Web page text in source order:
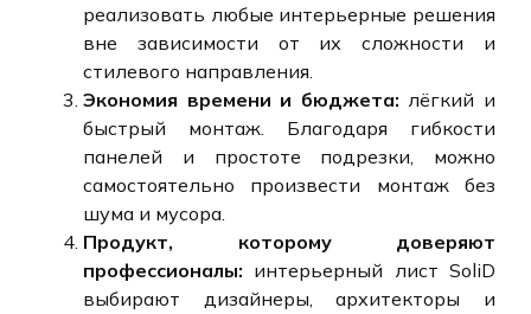
реализовать любые интерьерные решения
вне зависимости от их сложности и
стилевого направления.
Экономия времени и бюджета: лёгкий и
быстрый монтаж. Благодаря гибкости
панелей и простоте подрезки, можно
самостоятельно произвести монтаж без
шума и мусора.
Продукт, которому доверяют
профессионалы: интерьерный лист SoliD
выбирают дизайнеры, архитекторы и